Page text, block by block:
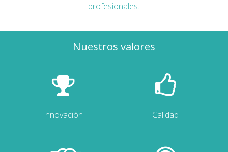
profesionales.
Nuestros valores
Innovación Calidad